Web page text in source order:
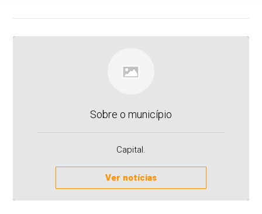
Sobre o município
Capital.
Ver notícias